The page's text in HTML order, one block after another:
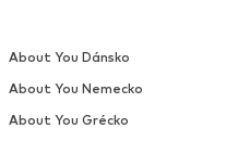
About You Dánsko
About You Nemecko
About You Grécko